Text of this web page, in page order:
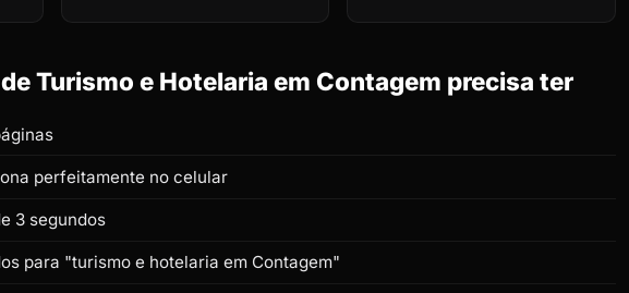
Turismo e Hotelaria em Contagem precisa ter
perfeitamente no celular
3 segundos
para "turismo e hotelaria em Contagem"